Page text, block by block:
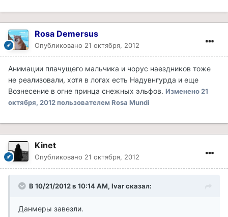
Rosa Demersus
Опубликовано 21 октября, 2012
Анимации плачущего мальчика и чорус наездников тоже
не реализовали, хотя в логах есть Надувнгурда и еще
Вознесение в огне принца снежных эльфов. Изменено21
октября, 2012пользователем Rosa Mundi
Kinet
Опубликовано 21 октября, 2012
В 10/21/2012 в 10:14 AM, Ivar сказал:
Данмеры завезли.